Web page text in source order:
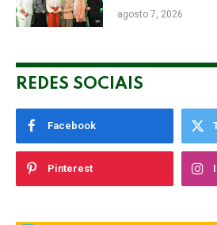
retomada do
Empresarial
agosto 7, 2026
REDES SOCIAIS
Facebook
Pinterest